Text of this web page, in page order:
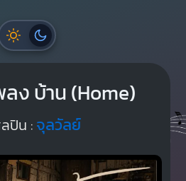
ง บ้าน (Home)
ปิน : จุลวัลย์